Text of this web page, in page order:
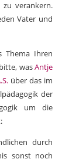
zu verankern.
Vater und
Thema Ihren
wasAntje
über das im
der
um die
durch
sonst noch